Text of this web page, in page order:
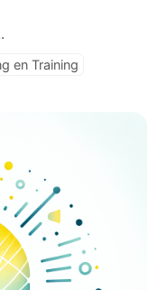
en Training